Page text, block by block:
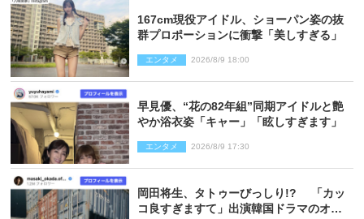
167cm現役アイドル、ショーパン姿の抜
群プロポーションに衝撃「美しすぎる」
エンタメ 2026/8/9 18:00
早見優、“花の82年組”同期アイドルと艶
やか浴衣姿「キャー」「眩しすぎます」
エンタメ 2026/8/9 17:30
岡田将生、タトゥーびっしり!? 「カッ
コ良すぎますて」出演韓国ドラマのオフ